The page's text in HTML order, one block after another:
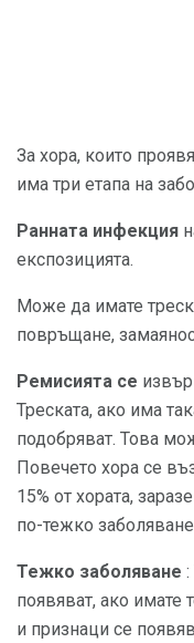
За хора, които
има три етапа на
Ранната инфекция
експозицията.
Може да имате
повръщане,
Ремисията се
Треската, ако има
подобряват. Това
Повечето хора се
15% от хората,
по-тежко
Тежко заболяване
появяват, ако
и признаци се